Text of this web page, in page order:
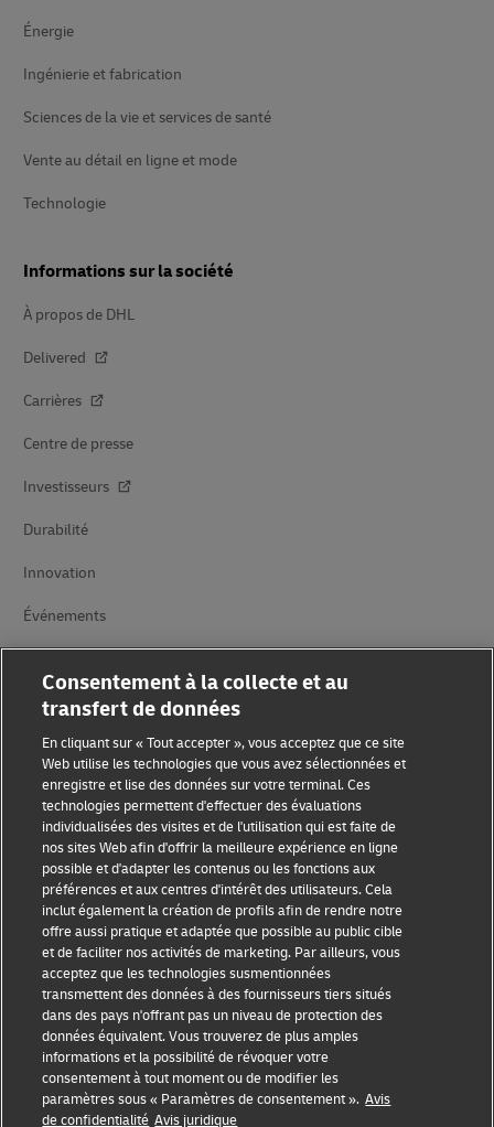
Énergie
Ingénierie et fabrication
Sciences de la vie et services de santé
Vente au détail en ligne et mode
Technologie
Informations sur la société
À propos de DHL
Delivered
Carrières
Centre de presse
Investisseurs
Durabilité
Innovation
Événements
Sensibilisation à la fraude
Mention légale
Conditions d’utilisation
Avis de confidentialité
Informations complémentaires
Paramètres des cookies
Suivez-nous
Consentement à la collecte et au
transfert de données
En cliquant sur « Tout accepter », vous acceptez que ce site
Web utilise les technologies que vous avez sélectionnées et
enregistre et lise des données sur votre terminal. Ces
technologies permettent d'effectuer des évaluations
individualisées des visites et de l'utilisation qui est faite de
nos sites Web afin d'offrir la meilleure expérience en ligne
possible et d'adapter les contenus ou les fonctions aux
préférences et aux centres d'intérêt des utilisateurs. Cela
inclut également la création de profils afin de rendre notre
offre aussi pratique et adaptée que possible au public cible
et de faciliter nos activités de marketing. Par ailleurs, vous
acceptez que les technologies susmentionnées
transmettent des données à des fournisseurs tiers situés
dans des pays n'offrant pas un niveau de protection des
données équivalent. Vous trouverez de plus amples
informations et la possibilité de révoquer votre
consentement à tout moment ou de modifier les
paramètres sous « Paramètres de consentement ». Avis
de confidentialité Avis juridique